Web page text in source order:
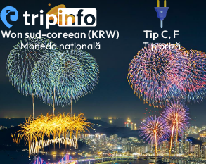
Won sud-coreean (KRW)
Moneda națională
Tip C, F
Tip priză